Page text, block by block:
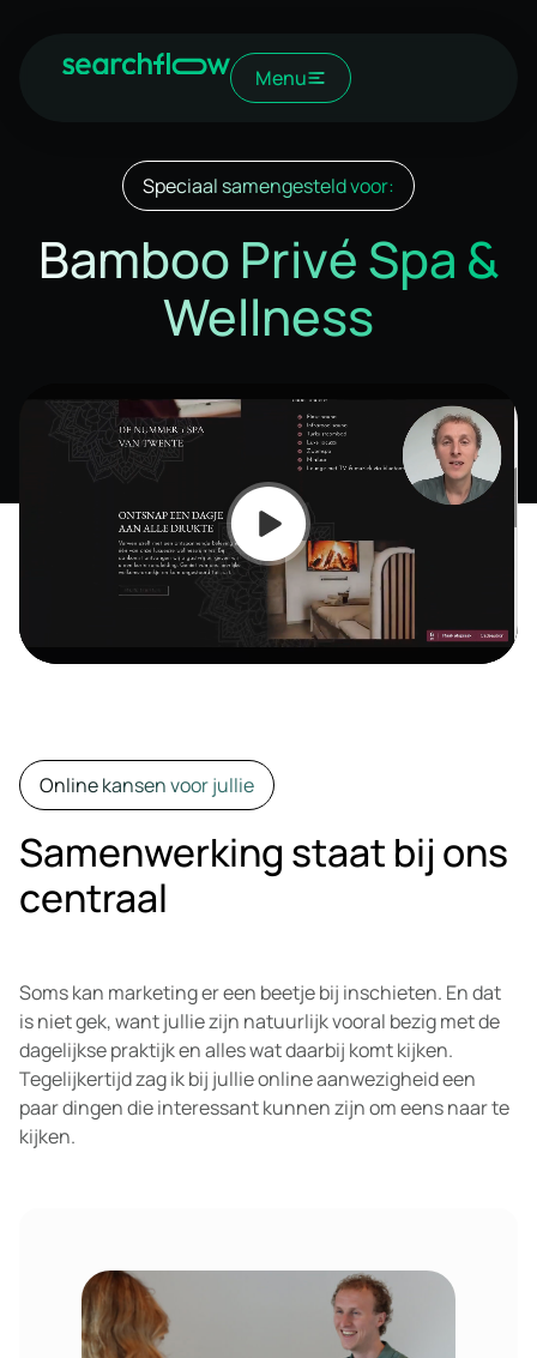
Menu
Speciaal samengesteld voor:
Bamboo Privé Spa &
Wellness
Online kansen voor jullie
Samenwerking staat bij ons
centraal
Soms kan marketing er een beetje bij inschieten. En dat
is niet gek, want jullie zijn natuurlijk vooral bezig met de
dagelijkse praktijk en alles wat daarbij komt kijken.
Tegelijkertijd zag ik bij jullie online aanwezigheid een
paar dingen die interessant kunnen zijn om eens naar te
kijken.